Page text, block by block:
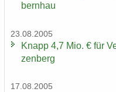
bern­hau
23.08.2005
Knapp 4,7 Mio. € für
zen­berg
17.08.2005